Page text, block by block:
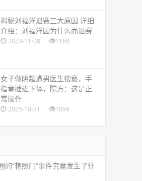
​揭秘刘福洋退赛三大原因 详细
介绍：刘福洋因为什么而退赛
2023-11-08 1168
​女子做阴超遭男医生猥亵，手
指竟插进下体，院方：这是正
常操作
2025-10-31 1099
的“艳照门”事件究竟发生了什